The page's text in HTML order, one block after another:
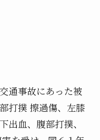
事故にあった被
打撲 擦過傷、左膝
出血、腹部打撲、